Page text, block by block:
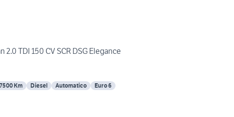
2.0 TDI 150 CV SCR DSG Elegance
Km Diesel Automatico Euro 6